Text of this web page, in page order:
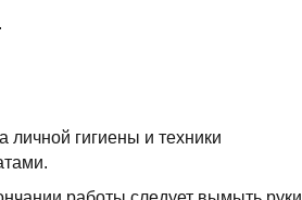
гигиены и техники